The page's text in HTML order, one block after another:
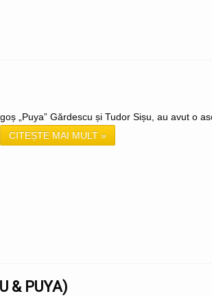
„Puya” Gărdescu și Tudor Sișu, au avut o
CITEȘTE MAI MULT »
& PUYA)